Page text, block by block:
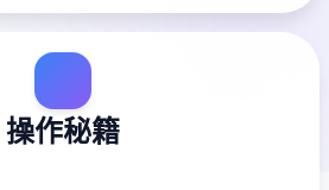
操作秘籍